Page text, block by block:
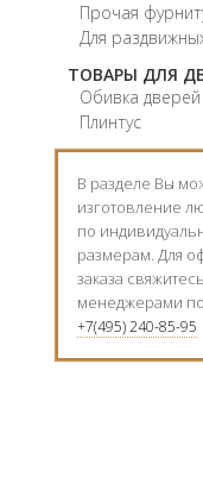
Прочая
Для
ТОВАРЫ ДЛЯ
Обивка дверей
Плинтус
В разделе Вы
изготовление
по
размерам. Для
заказа
менеджерами
+7(495) 240-85-95